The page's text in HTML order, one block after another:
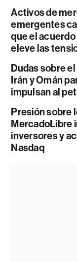
Activos de
emergentes
que el
eleve las
Dudas sobre
Irán y Omán
impulsan al
Presión sobre
MercadoLibre
inversores y
Nasdaq